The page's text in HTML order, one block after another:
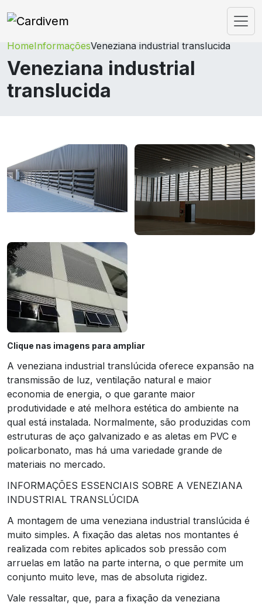
HomeInformaçõesVeneziana industrial translucida
Veneziana industrial
translucida
Clique nas imagens para ampliar
A veneziana industrial translúcida oferece expansão na
transmissão de luz, ventilação natural e maior
economia de energia, o que garante maior
produtividade e até melhora estética do ambiente na
qual está instalada. Normalmente, são produzidas com
estruturas de aço galvanizado e as aletas em PVC e
policarbonato, mas há uma variedade grande de
materiais no mercado.
INFORMAÇÕES ESSENCIAIS SOBRE A VENEZIANA
INDUSTRIAL TRANSLÚCIDA
A montagem de uma veneziana industrial translúcida é
muito simples. A fixação das aletas nos montantes é
realizada com rebites aplicados sob pressão com
arruelas em latão na parte interna, o que permite um
conjunto muito leve, mas de absoluta rigidez.
Vale ressaltar, que, para a fixação da veneziana